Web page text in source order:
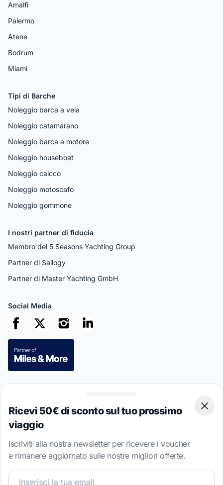
Amalfi
Palermo
Atene
Bodrum
Miami
Tipi di Barche
Noleggio barca a vela
Noleggio catamarano
Noleggio barca a motore
Noleggio houseboat
Noleggio caicco
Noleggio motoscafo
Noleggio gommone
I nostri partner di fiducia
Membro del 5 Seasons Yachting Group
Partner di Sailogy
Partner di Master Yachting GmbH
Social Media
This site is protected by reCAPTCHAPrivacy Policy and Terms of
Serviceapply.
Ricevi 50€ di sconto sul tuo prossimo
viaggio
Iscriviti alla nostra newsletter per ricevere i voucher
e rimanere aggiornato sulle nostre migliori offerte.
Unisciti alla nostra community velica e ricevi contenuti